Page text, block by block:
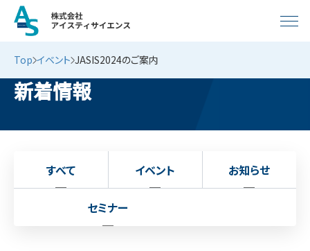
Top イベント JASIS2024のご案内
新着情報
すべて イベント お知らせ
セミナー